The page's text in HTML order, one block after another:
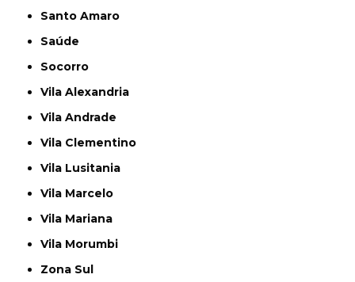
Santo Amaro
Saúde
Socorro
Vila Alexandria
Vila Andrade
Vila Clementino
Vila Lusitania
Vila Marcelo
Vila Mariana
Vila Morumbi
Zona Sul